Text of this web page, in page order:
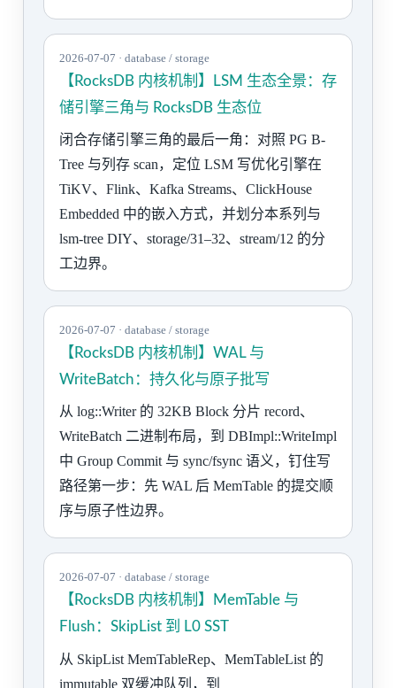
2026-07-07 · database / storage
【RocksDB 内核机制】LSM 生态全景：存
储引擎三角与 RocksDB 生态位
闭合存储引擎三角的最后一角：对照 PG B-
Tree 与列存 scan，定位 LSM 写优化引擎在
TiKV、Flink、Kafka Streams、ClickHouse
Embedded 中的嵌入方式，并划分本系列与
lsm-tree DIY、storage/31–32、stream/12 的分
工边界。
2026-07-07 · database / storage
【RocksDB 内核机制】WAL 与
WriteBatch：持久化与原子批写
从 log::Writer 的 32KB Block 分片 record、
WriteBatch 二进制布局，到 DBImpl::WriteImpl
中 Group Commit 与 sync/fsync 语义，钉住写
路径第一步：先 WAL 后 MemTable 的提交顺
序与原子性边界。
2026-07-07 · database / storage
【RocksDB 内核机制】MemTable 与
Flush：SkipList 到 L0 SST
从 SkipList MemTableRep、MemTableList 的
immutable 双缓冲队列，到